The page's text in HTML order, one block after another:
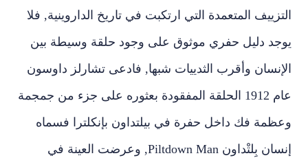
التزييف المتعمدة التي ارتكبت في تاريخ الداروينية, فلا
يوجد دليل حفري موثوق على وجود حلقة وسيطة بين
الإنسان وأقرب الثدييات شبها, فادعى تشارلز داوسون
عام 1912 الحلقة المفقودة بعثوره على جزء من جمجمة
وعظمة فك داخل حفرة في بيلتداون بإنكلترا فسماه
إنسان بِلتْداون Piltdown Man, وعرضت العينة في